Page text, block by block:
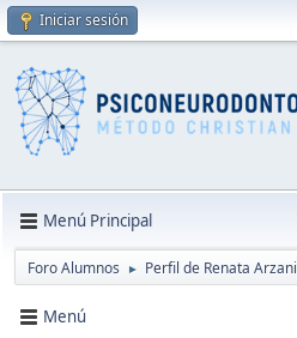
Iniciar sesión
Menú Principal
Foro Alumnos ► Perfil de Renata Arzani
Menú